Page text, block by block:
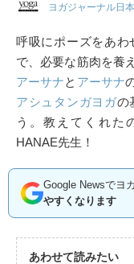
ヨガジャーナル日
呼吸にポーズをあわ
で、必要な筋肉を養
アーサナと アーサナ
アシュタンガヨガの
う。教えてくれた
HANAE先生！
Google Newsでヨ
やすくなります
あわせて読みたい